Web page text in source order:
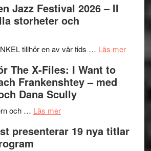
Håkan
Huskvarna
Park
–
kväll
Jazz Festival 2026 – II
storheter och
tillhör en av vår tids … Läs merom
Ystad
II
The X-Files: I Want to
Frankenshtey – med
Dana Scully
och … Läs merom
trailern
presenterar 19 nya titlar